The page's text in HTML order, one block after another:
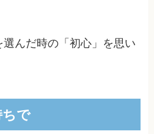
んだ時の「初心」を思い
で